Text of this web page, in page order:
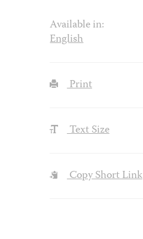
Available in:
English
Print
Text Size
Copy Short Link